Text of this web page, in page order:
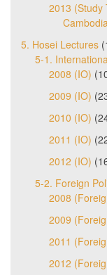
2013 (Study
5. Hosei Lectures
5-1.
2008 (IO)
2009 (IO)
2010 (IO)
2011 (IO)
2012 (IO)
5-2. Foreign
2008
2009
2011
2012